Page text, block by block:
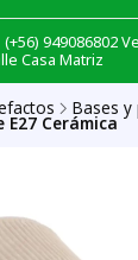
949086802
Casa Matriz
Bases
E27 Cerámica